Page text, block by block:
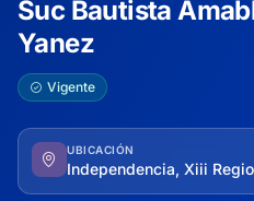
Suc Bautista
Yanez
Vigente
UBICACIÓN
Independencia, Xiii